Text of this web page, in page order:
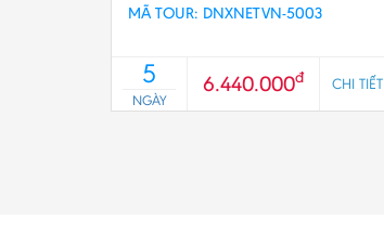
MÃ TOUR: DNXNETVN-5003
5
NGÀY
6.440.000đ CHI TIẾT